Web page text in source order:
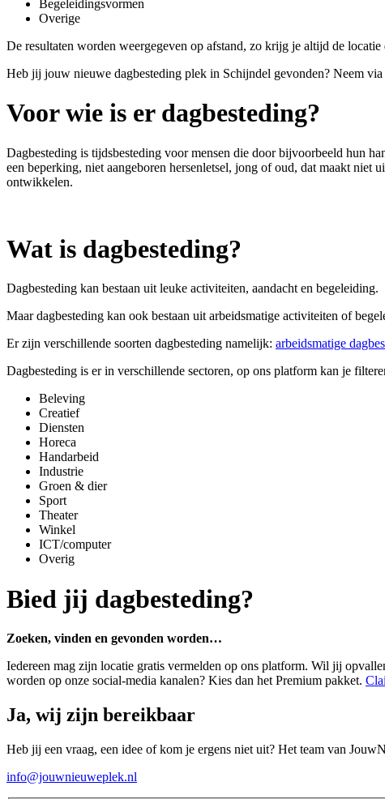
Begeleidingsvormen
Overige
De resultaten worden weergegeven op afstand, zo krijg je altijd de
Heb jij jouw nieuwe dagbesteding plek in Schijndel gevonden? Neem
Voor wie is er dagbesteding?
Dagbesteding is tijdsbesteding voormensen die door bijvoorbeeld hun
een beperking, niet aangeboren hersenletsel, jong of oud, dat maakt
ontwikkelen.
Wat is dagbesteding?
Dagbesteding kan bestaan uit leuke activiteiten, aandacht en begeleiding.
Maar dagbesteding kan ook bestaan uit arbeidsmatige activiteiten of
Er zijn verschillende soorten dagbesteding namelijk: arbeidsmatige
Dagbesteding is er in verschillende sectoren, op ons platform kan je
Beleving
Creatief
Diensten
Horeca
Handarbeid
Industrie
Groen & dier
Sport
Theater
Winkel
ICT/computer
Overig
Bied jij dagbesteding?
Zoeken, vinden en gevonden worden…
Iedereen mag zijn locatie gratis vermelden op ons platform. Wil jij
worden op onze social-media kanalen? Kies dan het Premium pakket.
Ja, wij zijn bereikbaar
Heb jij een vraag, een idee of kom je ergens niet uit? Het team van
info@jouwnieuweplek.nl